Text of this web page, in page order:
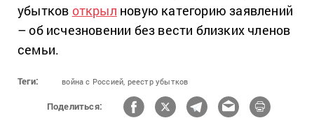
убытков открыл новую категорию заявлений
– об исчезновении без вести близких членов
семьи.
Теги: война с Россией, реестр убытков
Поделиться: